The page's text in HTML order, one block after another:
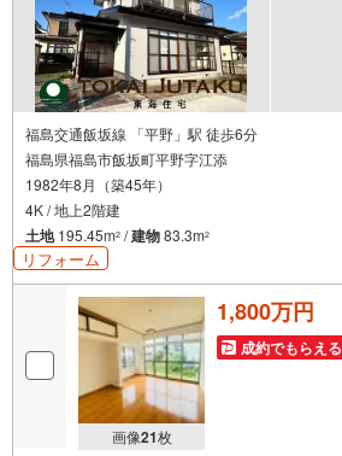
福島交通飯坂線 「平野」駅 徒歩6分
福島県福島市飯坂町平野字江添
1982年8月（築45年）
4K / 地上2階建
土地195.45m2 /建物83.3m2
リフォーム
画像21枚
1,800万円
成約でもらえる